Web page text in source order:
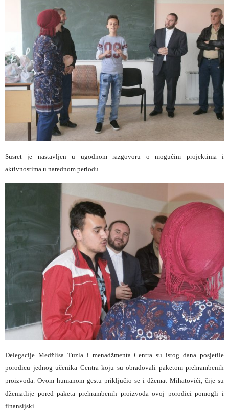
Susret je nastavljen u ugodnom razgovoru o mogućim projektima i
aktivnostima u narednom periodu.
Delegacije Medžlisa Tuzla i menadžmenta Centra su istog dana posjetile
porodicu jednog učenika Centra koju su obradovali paketom prehrambenih
proizvoda. Ovom humanom gestu priključio se i džemat Mihatovići, čije su
džematlije pored paketa prehrambenih proizvoda ovoj porodici pomogli i
finansijski.